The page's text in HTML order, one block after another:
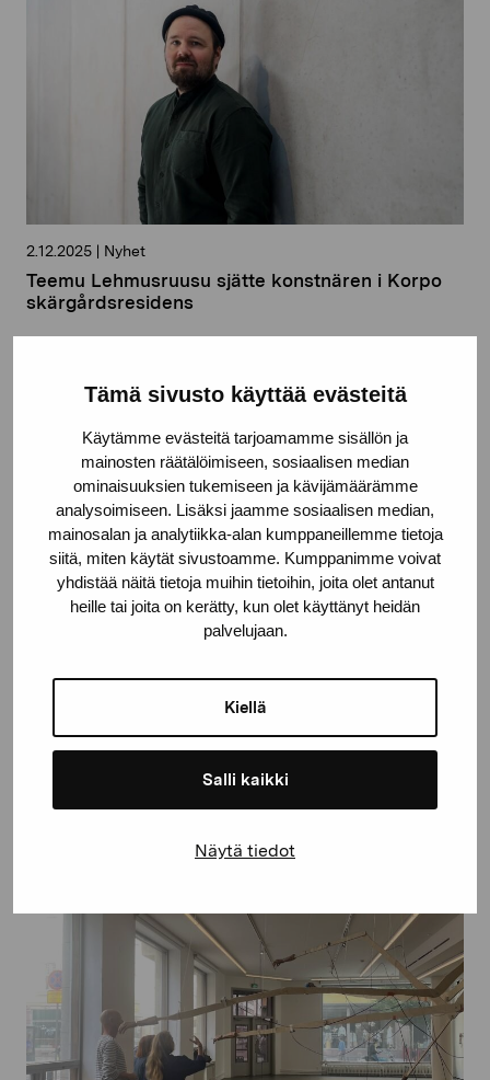
Tämä sivusto käyttää evästeitä
Käytämme evästeitä tarjoamamme sisällön ja
mainosten räätälöimiseen, sosiaalisen median
ominaisuuksien tukemiseen ja kävijämäärämme
analysoimiseen. Lisäksi jaamme sosiaalisen median,
mainosalan ja analytiikka-alan kumppaneillemme tietoja
siitä, miten käytät sivustoamme. Kumppanimme voivat
yhdistää näitä tietoja muihin tietoihin, joita olet antanut
heille tai joita on kerätty, kun olet käyttänyt heidän
palvelujaan.
Kiellä
Salli kaikki
Näytä tiedot
2.12.2025 | Nyhet
Teemu Lehmusruusu sjätte konstnären i Korpo
skärgårdsresidens
Sinne Open Call